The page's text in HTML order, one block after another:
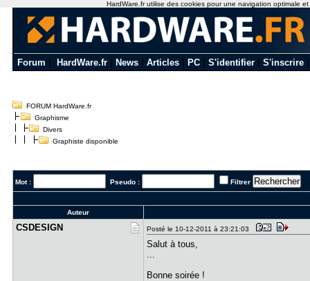
Forum HardWare.fr News Articles PC S'identifier S'inscrire
FORUM HardWare.fr
Graphisme
Divers
Graphiste disponible
Mot : Pseudo : Filtrer
Auteur
CSDESIGN Posté le 10-12-2011 à 23:21:03
Salut à tous,
...
Bonne soirée !
HardWare.fr utilise des cookies pour une navigation optimale